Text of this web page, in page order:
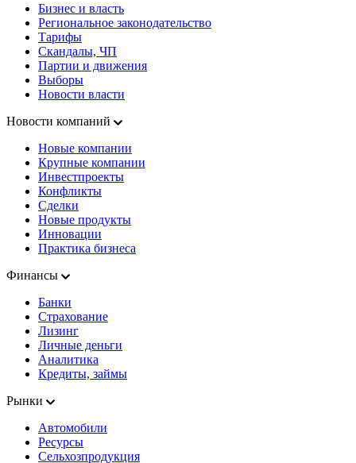
Бизнес и власть
Региональное законодательство
Тарифы
Скандалы, ЧП
Партии и движения
Выборы
Новости власти
Новости компаний
Новые компании
Крупные компании
Инвестпроекты
Конфликты
Сделки
Новые продукты
Инновации
Практика бизнеса
Финансы
Банки
Страхование
Лизинг
Личные деньги
Аналитика
Кредиты, займы
Рынки
Автомобили
Ресурсы
Сельхозпродукция